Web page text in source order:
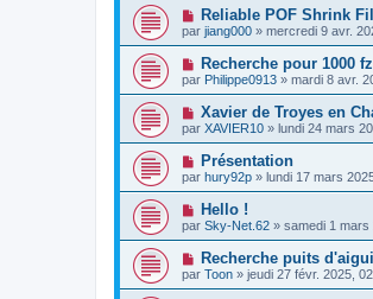
s
a
g
e
m
e
s
s
a
g
e
v
e
a
u
m
e
s
s
a
g
e
N
o
u
v
e
a
u
m
e
s
s
a
g
e
Reliable POF Shrink
par jiang000 » mercredi 9 avr.
N
o
u
v
e
a
u
m
e
s
s
a
g
e
Recherche pour 1000
par Philippe0913 » mardi 8 avr.
N
o
u
v
e
a
u
m
e
s
s
a
g
e
Xavier de Troyes en
par XAVIER10 » lundi 24 mars
N
o
u
v
e
a
u
m
e
s
Présentation
par hury92p » lundi 17 mars
N
o
u
v
e
a
u
Hello !
par Sky-Net.62 » samedi 1 mars
N
o
u
Recherche puits
par Toon » jeudi 27 févr. 2025,